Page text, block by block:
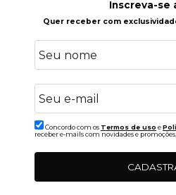
Inscreva-se
Quer receber com
Concordo com os Termos de uso e
receber e-mails com novidades e promoções.